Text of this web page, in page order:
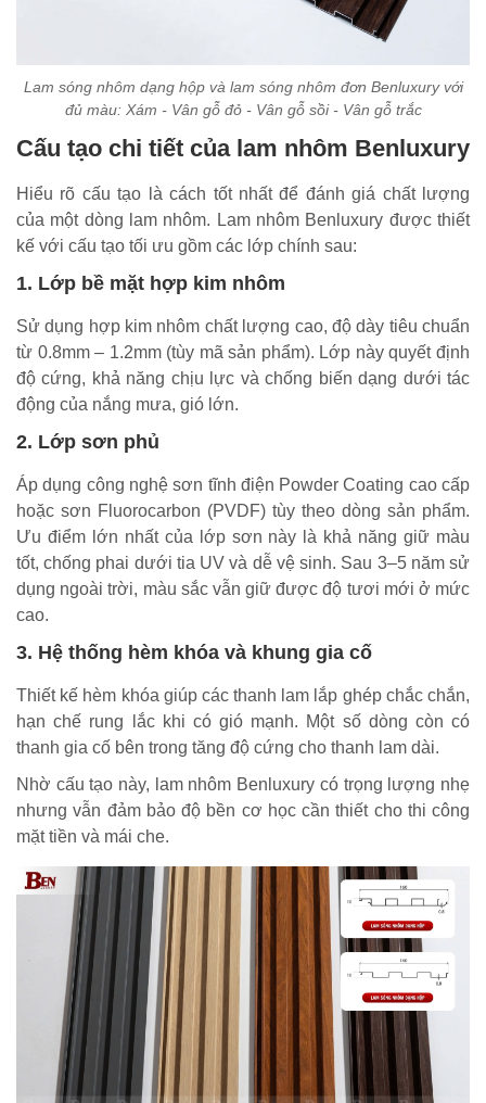
Lam sóng nhôm dạng hộp và lam sóng nhôm đơn Benluxury với
đủ màu: Xám - Vân gỗ đỏ - Vân gỗ sồi - Vân gỗ trắc
Cấu tạo chi tiết của lam nhôm Benluxury
Hiểu rõ cấu tạo là cách tốt nhất để đánh giá chất lượng
của một dòng lam nhôm. Lam nhôm Benluxury được thiết
kế với cấu tạo tối ưu gồm các lớp chính sau:
1. Lớp bề mặt hợp kim nhôm
Sử dụng hợp kim nhôm chất lượng cao, độ dày tiêu chuẩn
từ 0.8mm – 1.2mm (tùy mã sản phẩm). Lớp này quyết định
độ cứng, khả năng chịu lực và chống biến dạng dưới tác
động của nắng mưa, gió lớn.
2. Lớp sơn phủ
Áp dụng công nghệ sơn tĩnh điện Powder Coating cao cấp
hoặc sơn Fluorocarbon (PVDF) tùy theo dòng sản phẩm.
Ưu điểm lớn nhất của lớp sơn này là khả năng giữ màu
tốt, chống phai dưới tia UV và dễ vệ sinh. Sau 3–5 năm sử
dụng ngoài trời, màu sắc vẫn giữ được độ tươi mới ở mức
cao.
3. Hệ thống hèm khóa và khung gia cố
Thiết kế hèm khóa giúp các thanh lam lắp ghép chắc chắn,
hạn chế rung lắc khi có gió mạnh. Một số dòng còn có
thanh gia cố bên trong tăng độ cứng cho thanh lam dài.
Nhờ cấu tạo này, lam nhôm Benluxury có trọng lượng nhẹ
nhưng vẫn đảm bảo độ bền cơ học cần thiết cho thi công
mặt tiền và mái che.